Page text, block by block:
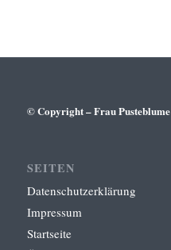
© Copyright – Frau Pusteblume
SEITEN
Datenschutzerklärung
Impressum
Startseite